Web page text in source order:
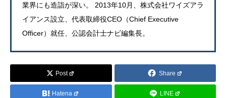
業界にも造詣が深い。 2013年10月、株式会社ワイズアラ
イアンス設立、代表取締役CEO（Chief Executive
Officer）就任、公認会計士ナビ編集長。
Post Share
Hatena LINE